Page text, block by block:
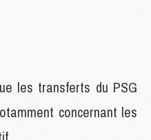
les transferts du PSG
concernant les